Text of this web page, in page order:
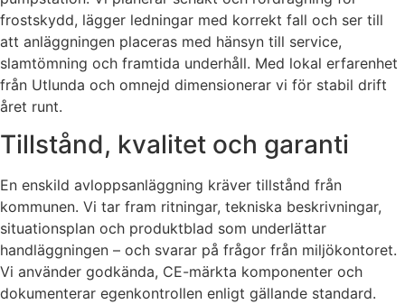
frostskydd, lägger ledningar med korrekt fall och ser till
att anläggningen placeras med hänsyn till service,
slamtömning och framtida underhåll. Med lokal erfarenhet
från Utlunda och omnejd dimensionerar vi för stabil drift
året runt.
Tillstånd, kvalitet och garanti
En enskild avloppsanläggning kräver tillstånd från
kommunen. Vi tar fram ritningar, tekniska beskrivningar,
situationsplan och produktblad som underlättar
handläggningen – och svarar på frågor från miljökontoret.
Vi använder godkända, CE-märkta komponenter och
dokumenterar egenkontrollen enligt gällande standard.